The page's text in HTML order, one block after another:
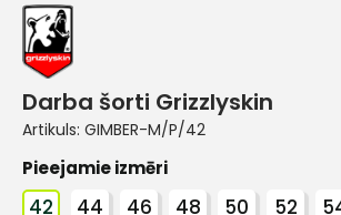
Darba šorti Grizzlyskin
Artikuls: GIMBER-M/P/42
Pieejamie izmēri
42 44 46 48 50 52